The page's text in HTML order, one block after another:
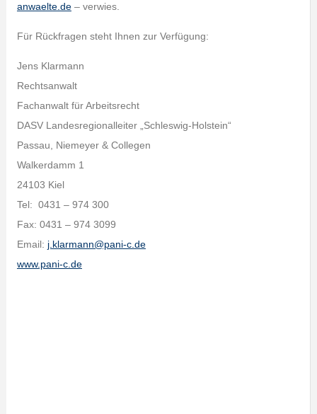
anwaelte.de– verwies.
Für Rückfragen steht Ihnen zur Verfügung:
Jens Klarmann
Rechtsanwalt
Fachanwalt für Arbeitsrecht
DASV Landesregionalleiter „Schleswig-Holstein“
Passau, Niemeyer & Collegen
Walkerdamm 1
24103 Kiel
Tel: 0431 – 974 300
Fax: 0431 – 974 3099
Email: j.klarmann@pani-c.de
www.pani-c.de